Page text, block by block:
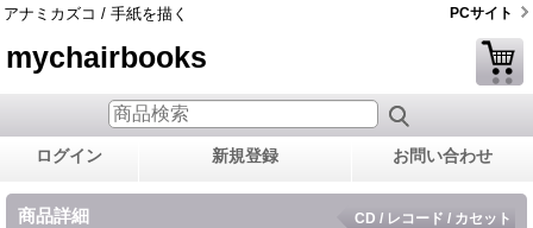
アナミカズコ / 手紙を描く PCサイト
mychairbooks
ログイン 新規登録 お問い合わせ
商品詳細 CD / レコード / カセット